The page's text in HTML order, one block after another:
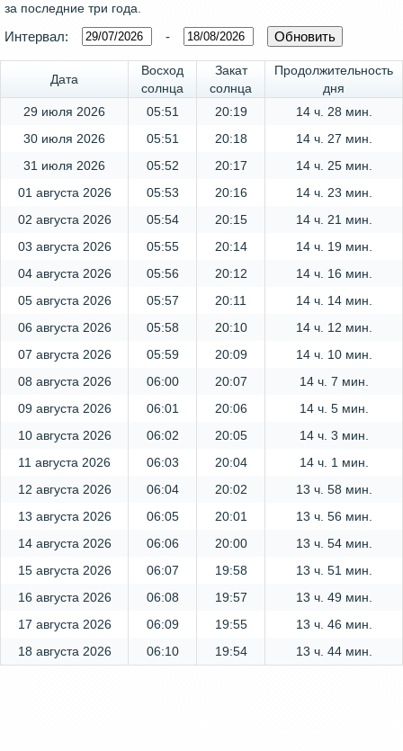
за последние три года.
Интервал: -
Дата
Восход
солнца
Закат
солнца
Продолжительность
дня
29 июля 2026
05:51 20:19
14 ч. 28 мин.
30 июля 2026
05:51 20:18
14 ч. 27 мин.
31 июля 2026
05:52 20:17
14 ч. 25 мин.
01 августа 2026
05:53 20:16
14 ч. 23 мин.
02 августа 2026
05:54 20:15
14 ч. 21 мин.
03 августа 2026
05:55 20:14
14 ч. 19 мин.
04 августа 2026
05:56 20:12
14 ч. 16 мин.
05 августа 2026
05:57 20:11
14 ч. 14 мин.
06 августа 2026
05:58 20:10
14 ч. 12 мин.
07 августа 2026
05:59 20:09
14 ч. 10 мин.
08 августа 2026
06:00 20:07
14 ч. 7 мин.
09 августа 2026
06:01 20:06
14 ч. 5 мин.
10 августа 2026
06:02 20:05
14 ч. 3 мин.
11 августа 2026
06:03 20:04
14 ч. 1 мин.
12 августа 2026
06:04 20:02
13 ч. 58 мин.
13 августа 2026
06:05 20:01
13 ч. 56 мин.
14 августа 2026
06:06 20:00
13 ч. 54 мин.
15 августа 2026
06:07 19:58
13 ч. 51 мин.
16 августа 2026
06:08 19:57
13 ч. 49 мин.
17 августа 2026
06:09 19:55
13 ч. 46 мин.
18 августа 2026
06:10 19:54 13 ч. 44 мин.